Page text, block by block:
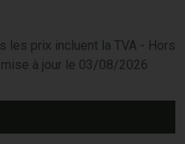
les prix incluent la TVA - Hors
à jour le 03/08/2026